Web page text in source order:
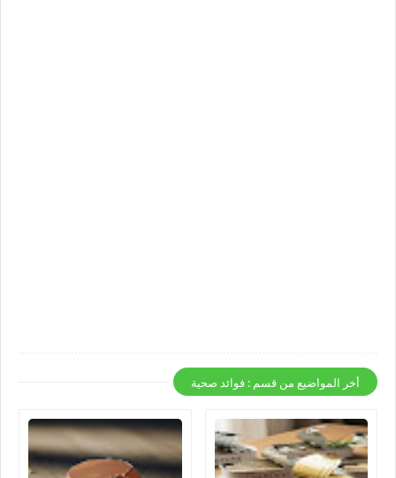
أخر المواضيع من قسم : فوائد صحية